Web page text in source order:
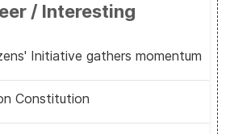
/ Interesting
Initiative gathers momentum
Constitution